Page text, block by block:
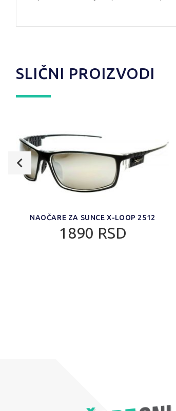
SLIČNI PROIZVODI
NAOČARE ZA SUNCE X-LOOP 2512
1890 RSD